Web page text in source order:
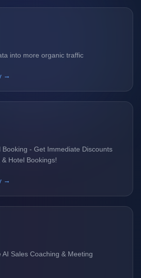
into more organic traffic
→
- Get Immediate Discounts
Hotel Bookings!
→
AI Sales Coaching & Meeting